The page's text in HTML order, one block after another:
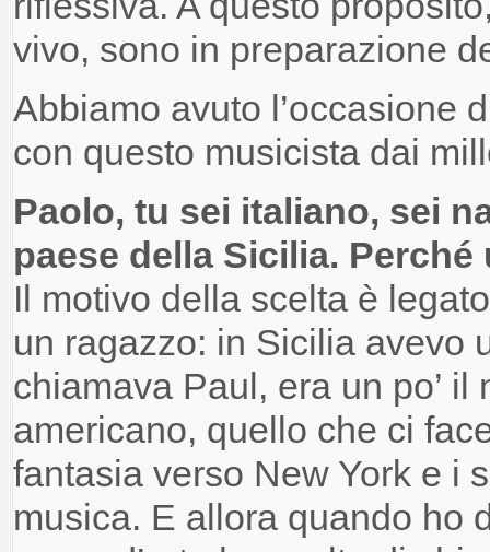
vivo, sono in preparazione
Abbiamo avuto l’occasione
con questo musicista dai
Paolo, tu sei italiano, sei
paese della Sicilia.
Il motivo della scelta è
un ragazzo: in Sicilia avevo
chiamava Paul, era un po’ il
americano, quello che ci
fantasia verso New York e i
musica. E allora quando ho